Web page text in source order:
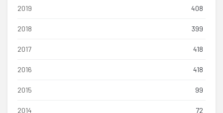
2019 408
2018 399
2017 418
2016 418
2015 99
2014 72